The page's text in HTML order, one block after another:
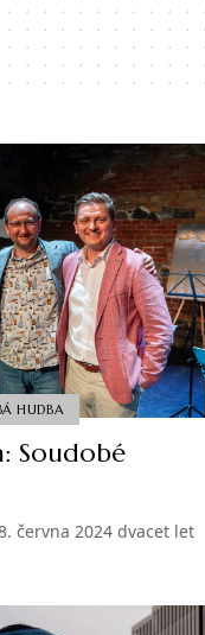
HUDBA
Soudobé
června 2024 dvacet let